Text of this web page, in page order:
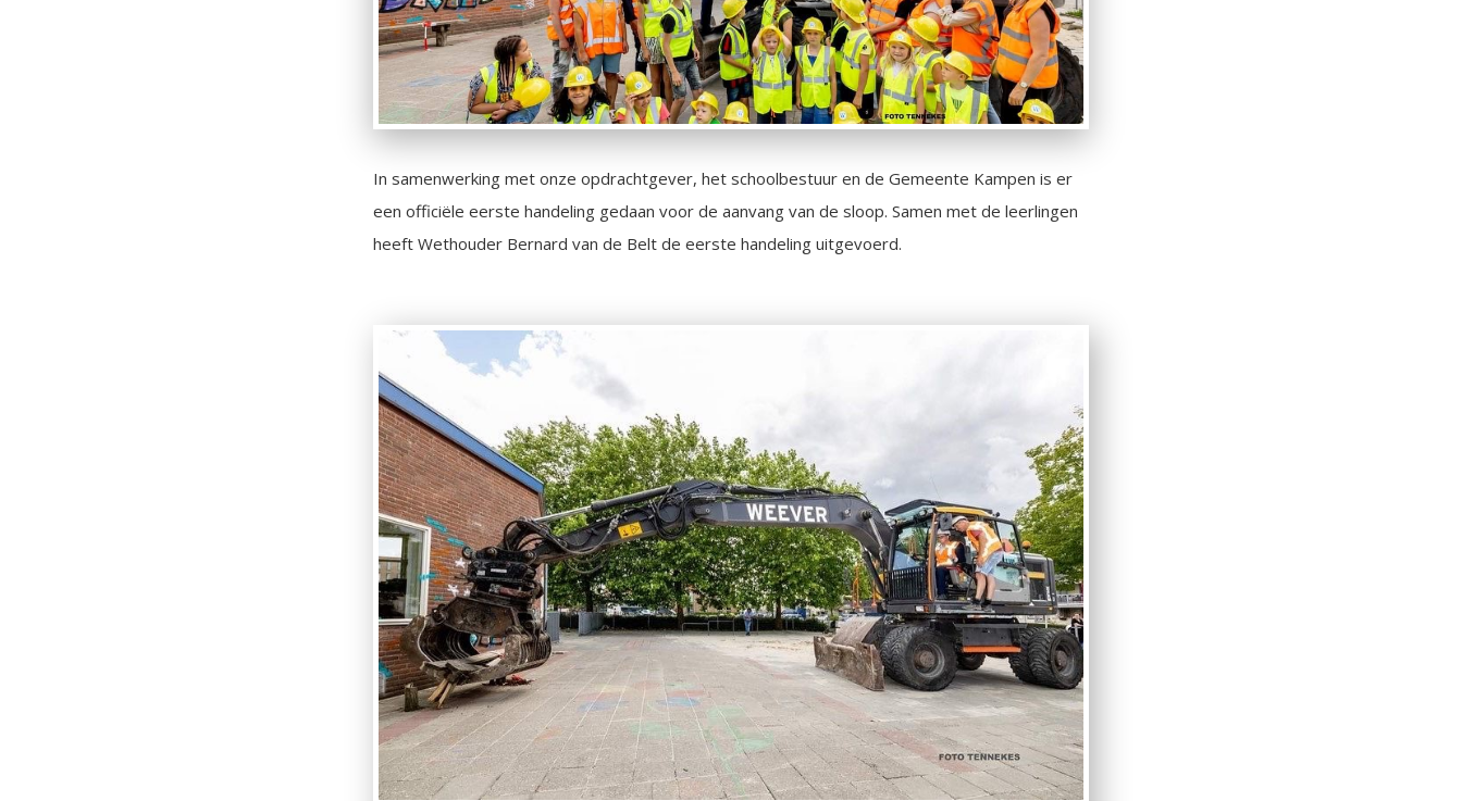
In samenwerking met onze opdrachtgever, het schoolbestuur en de Gemeente Kampen is er
een officiële eerste handeling gedaan voor de aanvang van de sloop. Samen met de leerlingen
heeft Wethouder Bernard van de Belt de eerste handeling uitgevoerd.